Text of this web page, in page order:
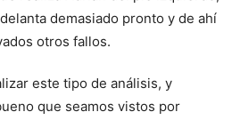
demasiado pronto y de ahí
otros fallos.
este tipo de análisis, y
que seamos vistos por